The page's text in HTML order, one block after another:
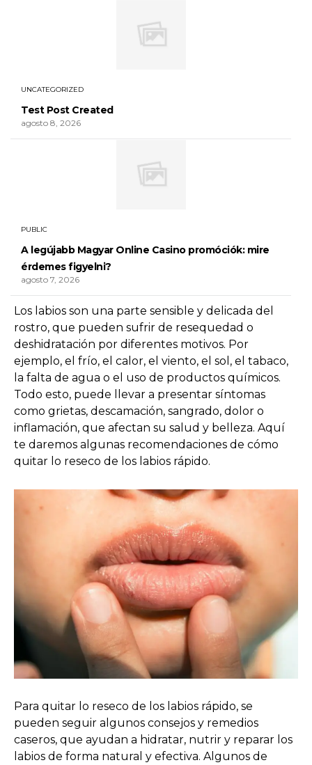
Los labios son una parte sensible y delicada del
rostro, que pueden sufrir de resequedad o
deshidratación por diferentes motivos. Por
ejemplo, el frío, el calor, el viento, el sol, el tabaco,
la falta de agua o el uso de productos químicos.
Todo esto, puede llevar a presentar síntomas
como grietas, descamación, sangrado, dolor o
inflamación, que afectan su salud y belleza. Aquí
te daremos algunas recomendaciones de cómo
quitar lo reseco de los labios rápido.
Para quitar lo reseco de los labios rápido, se
pueden seguir algunos consejos y remedios
caseros, que ayudan a hidratar, nutrir y reparar los
labios de forma natural y efectiva. Algunos de
UNCATEGORIZED
Test Post Created
agosto 8, 2026
PUBLIC
A legújabb Magyar Online Casino promóciók: mire
érdemes figyelni?
agosto 7, 2026